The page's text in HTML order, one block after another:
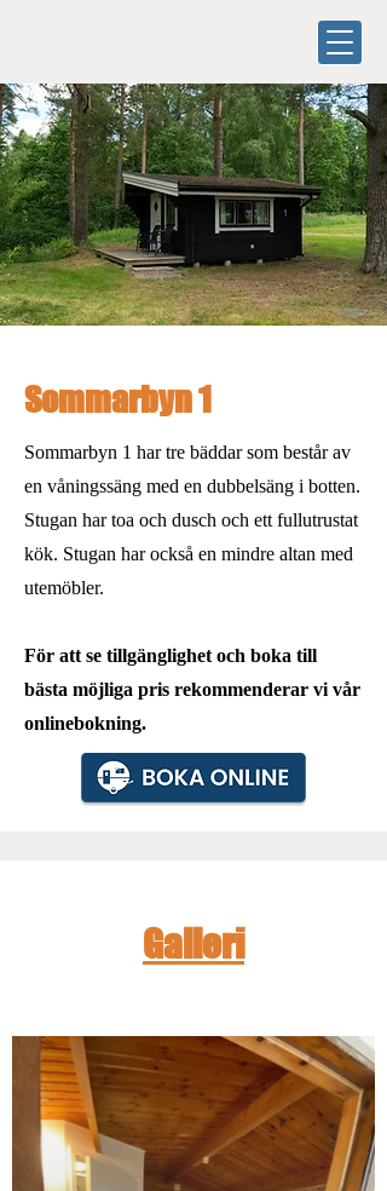
Sommarbyn 1
Sommarbyn 1 har tre bäddar som består av
en våningssäng med en dubbelsäng i botten.
Stugan har toa och dusch och ett fullutrustat
kök. Stugan har också en mindre altan med
utemöbler.
För att se tillgänglighet och boka till
bästa möjliga pris rekommenderar vi vår
onlinebokning.
Galleri